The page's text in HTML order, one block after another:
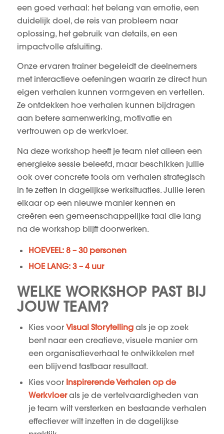
een goed verhaal: het belang van emotie, een
duidelijk doel, de reis van probleem naar
oplossing, het gebruik van details, en een
impactvolle afsluiting.
Onze ervaren trainer begeleidt de deelnemers
met interactieve oefeningen waarin ze direct hun
eigen verhalen kunnen vormgeven en vertellen.
Ze ontdekken hoe verhalen kunnen bijdragen
aan betere samenwerking, motivatie en
vertrouwen op de werkvloer.
Na deze workshop heeft je team niet alleen een
energieke sessie beleefd, maar beschikken jullie
ook over concrete tools om verhalen strategisch
in te zetten in dagelijkse werksituaties. Jullie leren
elkaar op een nieuwe manier kennen en
creëren een gemeenschappelijke taal die lang
na de workshop blijft doorwerken.
HOEVEEL: 8 – 30 personen
HOE LANG: 3 – 4 uur
WELKE WORKSHOP PAST BIJ
JOUW TEAM?
Kies voor Visual Storytellingals je op zoek
bent naar een creatieve, visuele manier om
een organisatieverhaal te ontwikkelen met
een blijvend tastbaar resultaat.
Kies voor Inspirerende Verhalen op de
Werkvloerals je de vertelvaardigheden van
je team wilt versterken en bestaande verhalen
effectiever wilt inzetten in de dagelijkse